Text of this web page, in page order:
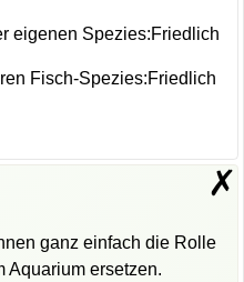
eigenen Spezies:Friedlich
Fisch-Spezies:Friedlich
✗
ganz einfach die Rolle
Aquarium ersetzen.